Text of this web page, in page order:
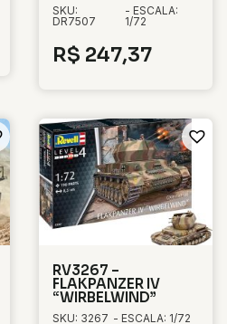
SKU:
DR7507
- ESCALA:
1/72
R$ 247,37
RV3267 –
FLAKPANZER IV
“WIRBELWIND”
SKU: 3267 - ESCALA: 1/72